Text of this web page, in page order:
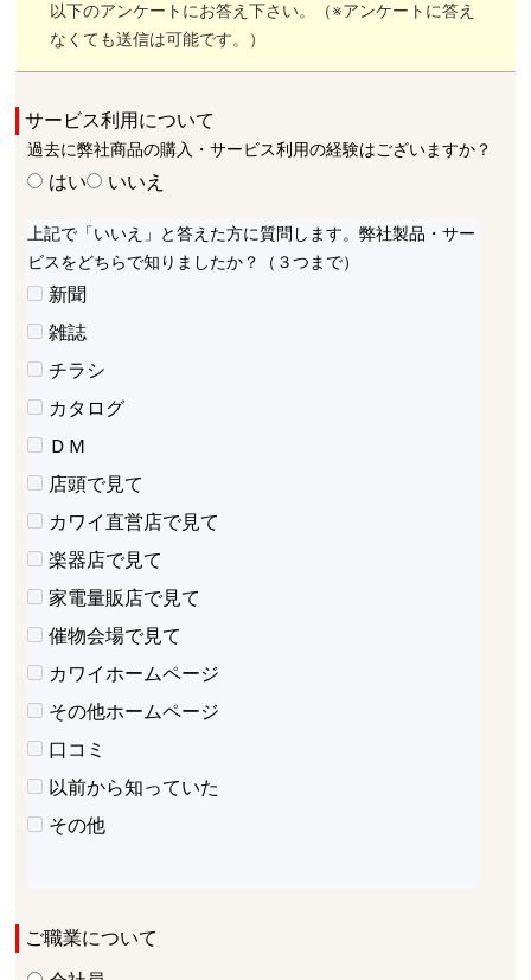
以下のアンケートにお答え下さい。（※アンケートに答え
なくても送信は可能です。）
サービス利用について
過去に弊社商品の購入・サービス利用の経験はございますか？
はい いいえ
上記で「いいえ」と答えた方に質問します。弊社製品・サー
ビスをどちらで知りましたか？（３つまで）
新聞
雑誌
チラシ
カタログ
ＤＭ
店頭で見て
カワイ直営店で見て
楽器店で見て
家電量販店で見て
催物会場で見て
カワイホームページ
その他ホームページ
口コミ
以前から知っていた
その他
ご職業について